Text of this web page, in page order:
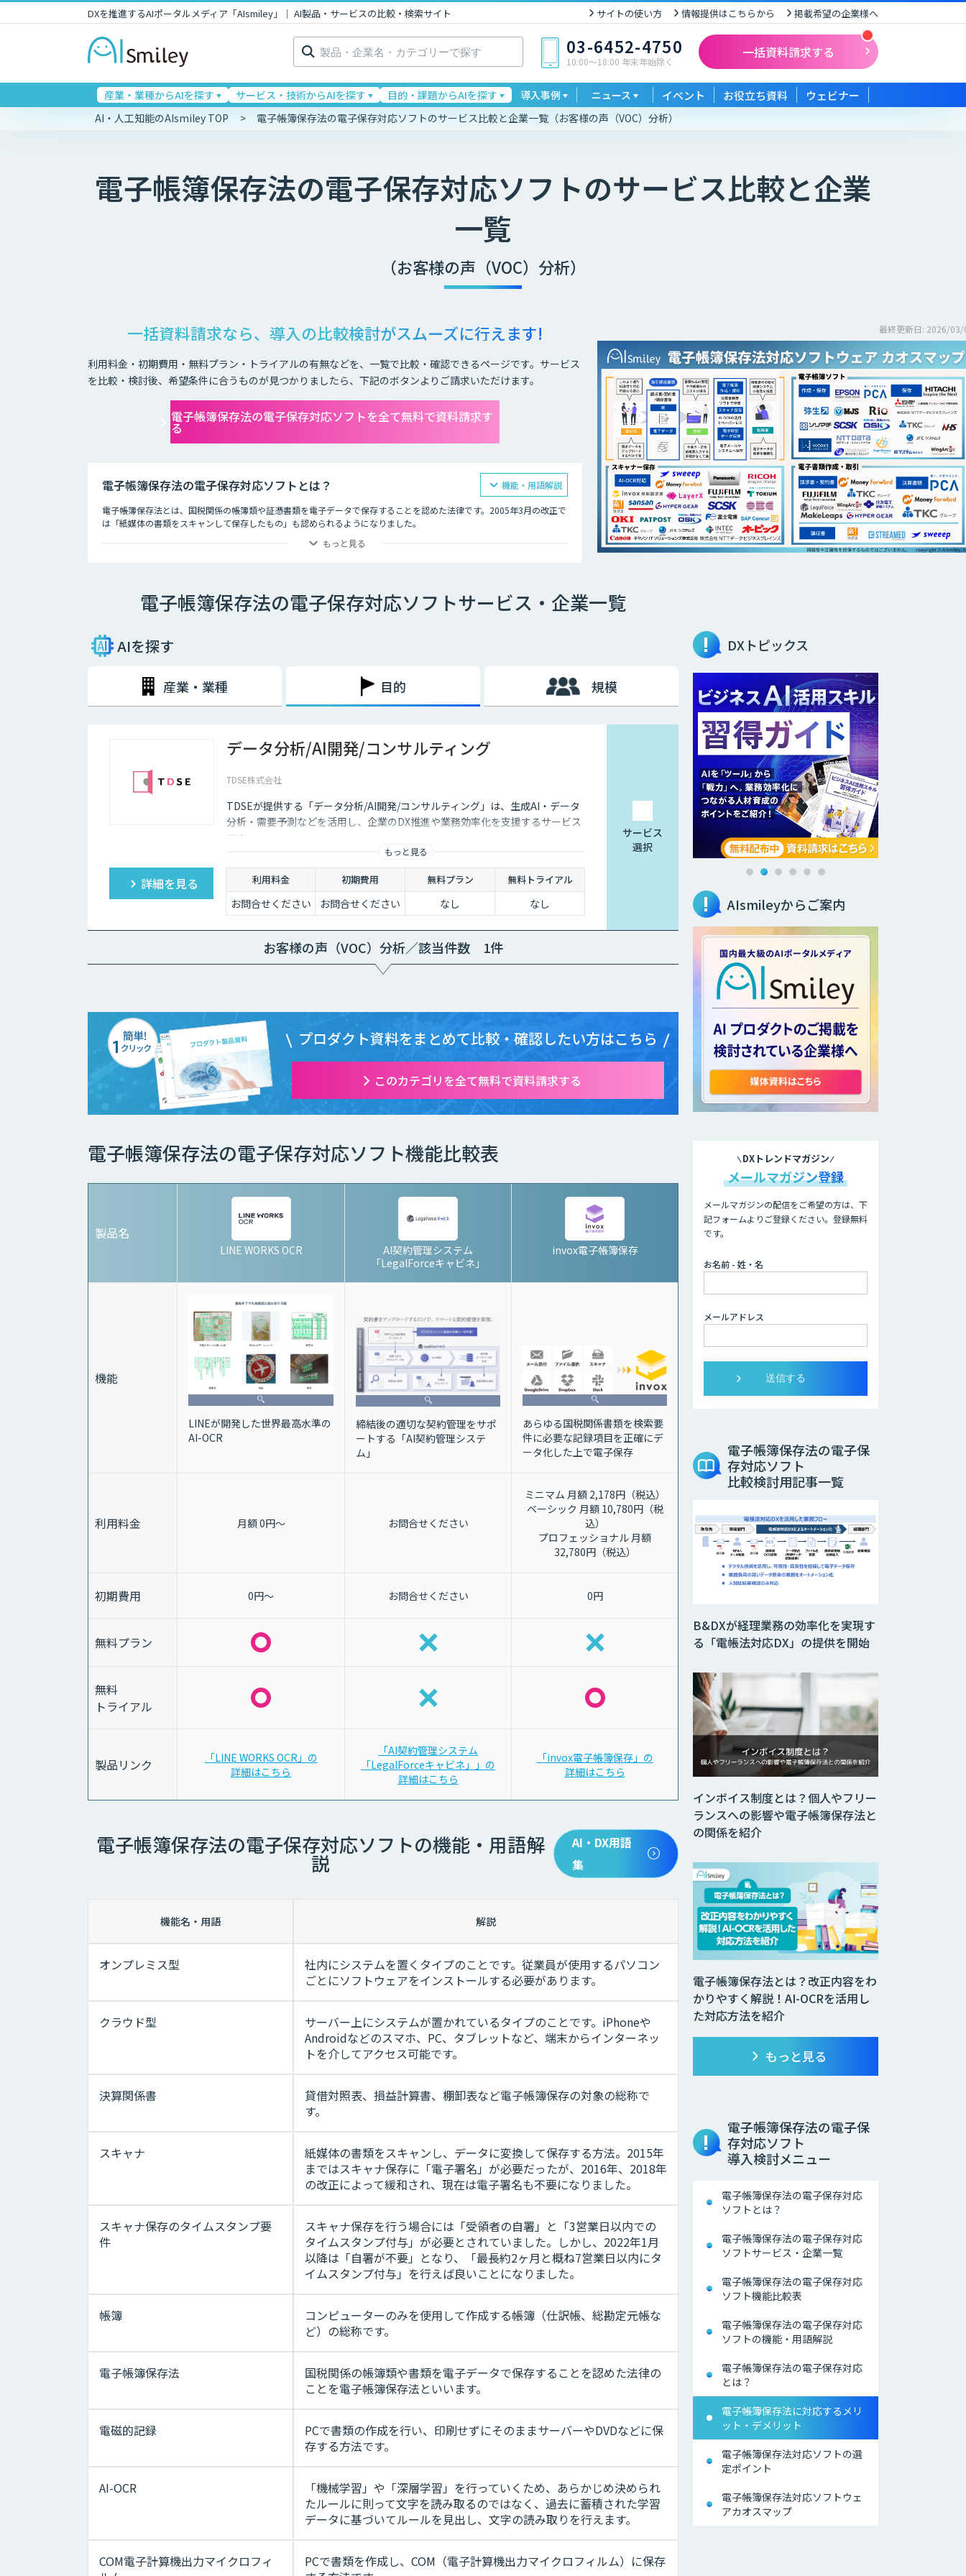
DXを推進するAIポータルメディア「AIsmiley」｜ AI製品・サービスの比較・検索サイト サイトの使い方 情報提供はこちらから 掲載希望の企業様へ
検
索: 03-6452-4750
10:00〜18:00 年末年始除く
一括資料請求する
産業・業種からAIを探す サービス・技術からAIを探す 目的・課題からAIを探す 導入事例 ニュース イベント お役立ち資料 ウェビナー
AI・人工知能のAIsmiley TOP 電子帳簿保存法の電子保存対応ソフトのサービス比較と企業一覧（お客様の声（VOC）分析）
電子帳簿保存法の電子保存対応ソフトのサービス比較と企業
一覧
（お客様の声（VOC）分析）
一括資料請求なら、導入の比較検討がスムーズに行えます!
利用料金・初期費用・無料プラン・トライアルの有無などを、一覧で比較・確認できるページです。サービス
を比較・検討後、希望条件に合うものが見つかりましたら、下記のボタンよりご請求いただけます。
電子帳簿保存法の電子保存対応ソフトを全て無料で資料請求す
る
最終更新日: 2026/03/
電子帳簿保存法の電子保存対応ソフトとは？
電子帳簿保存法とは、国税関係の帳簿類や証憑書類を電子データで保存することを認めた法律です。2005年3月の改正で
は「紙媒体の書類をスキャンして保存したもの」も認められるようになりました。
現在では以下の3つの方法での保存が可能となっています。
・COM電子計算機出力マイクロフィルム PCで書類を作成し、COM（電子計算機出力マイクロフィルム）に保存する方
・スキャナ 紙媒体の書類をスキャンし、データに変換して保存する方法。2015年まではスキャナ保存に「電子署名」が
必要だったが、2016年、2018年の改正によって緩和され、現在は電子署名も不要。
2024年1月1日からは、電子取引で発生したファイルの電子保存が義務化されます。今後ますます紙書類を扱う機会は減
少し、電子データを扱う機会が増加していくことが予想されるため、できるだけ早いタイミングでAI-OCRや会計ソフト
の導入を検討していくことが大切です。
もっと見る
機能・用語解説
電子帳簿保存法の電子保存対応ソフトサービス・企業一覧
AIを探す
産業・業種 目的 規模
データ分析/AI開発/コンサルティング
TDSE株式会社
TDSEが提供する「データ分析/AI開発/コンサルティング」は、生成AI・データ
分析・需要予測などを活用し、企業のDX推進や業務効率化を支援するサービス
です。
もっと見る
詳細を見る 利用料金 初期費用 無料プラン 無料トライアル
お問合せください お問合せください なし なし
サービス
選択
お客様の声（VOC）分析／該当件数 1件
プロダクト資料をまとめて比較・確認したい方はこちら
このカテゴリを全て無料で資料請求する
電子帳簿保存法の電子保存対応ソフト機能比較表
製品名
LINE WORKS OCR
AI契約管理システム
「LegalForceキャビネ」
invox電子帳簿保存
機能
LINEが開発した世界最高水準の
AI-OCR
締結後の適切な契約管理をサポ
ートする「AI契約管理システ
ム」
あらゆる国税関係書類を検索要
件に必要な記録項目を正確にデ
ータ化した上で電子保存
利用料金 月額 0円～ お問合せください
ミニマム 月額 2,178円（税込）
ベーシック 月額 10,780円（税
込）
プロフェッショナル 月額
32,780円（税込）
初期費用 0円～ お問合せください 0円
無料プラン
無料
トライアル
製品リンク
「LINE WORKS OCR」の
詳細はこちら
「AI契約管理システム
「LegalForceキャビネ」」の
詳細はこちら
「invox電子帳簿保存」の
詳細はこちら
電子帳簿保存法の電子保存対応ソフトの機能・用語解
説
AI・DX用語
集
機能名・用語 解説
オンプレミス型
社内にシステムを置くタイプのことです。従業員が使用するパソコン
ごとにソフトウェアをインストールする必要があります。
クラウド型
サーバー上にシステムが置かれているタイプのことです。iPhoneや
Androidなどのスマホ、PC、タブレットなど、端末からインターネッ
トを介してアクセス可能です。
決算関係書
貸借対照表、損益計算書、棚卸表など電子帳簿保存の対象の総称で
す。
スキャナ
紙媒体の書類をスキャンし、データに変換して保存する方法。2015年
まではスキャナ保存に「電子署名」が必要だったが、2016年、2018年
の改正によって緩和され、現在は電子署名も不要になりました。
スキャナ保存のタイムスタンプ要
件
スキャナ保存を行う場合には「受領者の自署」と「3営業日以内での
タイムスタンプ付与」が必要とされていました。しかし、2022年1月
以降は「自署が不要」となり、「最長約2ヶ月と概ね7営業日以内にタ
イムスタンプ付与」を行えば良いことになりました。
帳簿
コンピューターのみを使用して作成する帳簿（仕訳帳、総勘定元帳な
ど）の総称です。
電子帳簿保存法
国税関係の帳簿類や書類を電子データで保存することを認めた法律の
ことを電子帳簿保存法といいます。
電磁的記録
PCで書類の作成を行い、印刷せずにそのままサーバーやDVDなどに保
存する方法です。
AI-OCR
「機械学習」や「深層学習」を行っていくため、あらかじめ決められ
たルールに則って文字を読み取るのではなく、過去に蓄積された学習
データに基づいてルールを見出し、文字の読み取りを行えます。
COM電子計算機出力マイクロフィ
PCで書類を作成し、COM（電子計算機出力マイクロフィルム）に保存
DXトピックス
AIsmileyからご案内
DXトレンドマガジン
メールマガジン登録
メールマガジンの配信をご希望の方は、下
記フォームよりご登録ください。登録無料
です。
お名前 - 姓・名
メールアドレス
電子帳簿保存法の電子保
存対応ソフト
比較検討用記事一覧
B&DXが経理業務の効率化を実現す
る「電帳法対応DX」の提供を開始
インボイス制度とは？個人やフリー
ランスへの影響や電子帳簿保存法と
の関係を紹介
電子帳簿保存法とは？改正内容をわ
かりやすく解説！AI-OCRを活用し
た対応方法を紹介
もっと見る
電子帳簿保存法の電子保
存対応ソフト
導入検討メニュー
電子帳簿保存法の電子保存対応
ソフトとは？
電子帳簿保存法の電子保存対応
ソフトサービス・企業一覧
電子帳簿保存法の電子保存対応
ソフト機能比較表
電子帳簿保存法の電子保存対応
ソフトの機能・用語解説
電子帳簿保存法の電子保存対応
とは？
電子帳簿保存法に対応するメリ
ット・デメリット
電子帳簿保存法対応ソフトの選
定ポイント
電子帳簿保存法対応ソフトウェ
アカオスマップ